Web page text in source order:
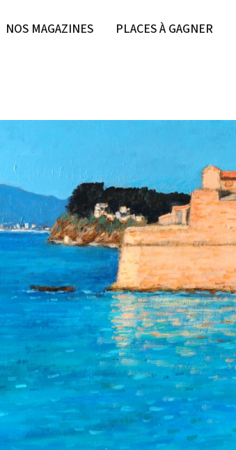
NOS MAGAZINES PLACES À GAGNER